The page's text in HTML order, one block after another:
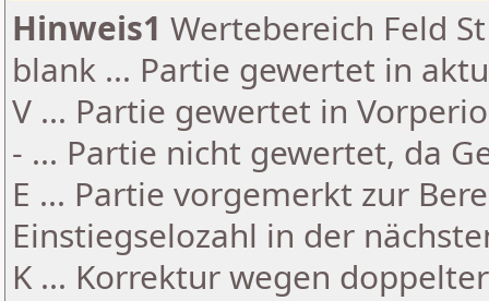
Hinweis1 Wertebereich Feld
blank ... Partie gewertet in
V ... Partie gewertet in
- ... Partie nicht gewertet, da
E ... Partie vorgemerkt zur
Einstiegselozahl in der
K ... Korrektur wegen